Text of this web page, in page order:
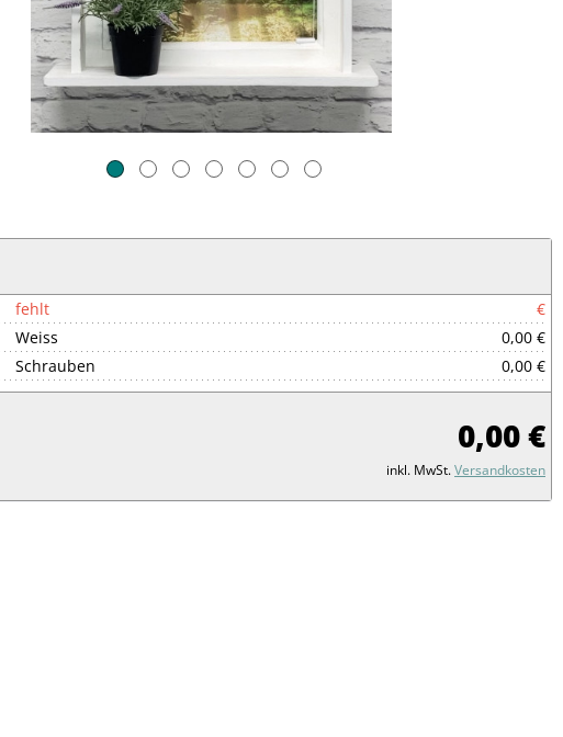
fehlt
€
Weiss
0,00 €
Schrauben 0,00 €
0,00 €
inkl. MwSt.Versandkosten